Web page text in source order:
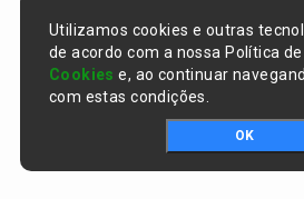
Utilizamos cookies e outras
de acordo com a nossa Política de
Cookies e, ao continuar
com estas condições.
OK